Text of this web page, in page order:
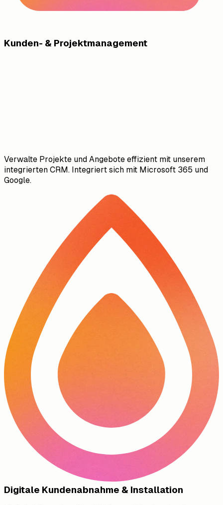
Kunden- & Projektmanagement
Verwalte Projekte und Angebote effizient mit unserem
integrierten CRM. Integriert sich mit Microsoft 365 und
Google.
Digitale Kundenabnahme & Installation